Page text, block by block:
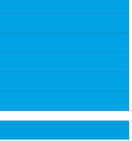
và các Phó Chủ tịch UBND phường
07/8/2026)
và các Phó Chủ tịch UBND phường
31/7/2026)